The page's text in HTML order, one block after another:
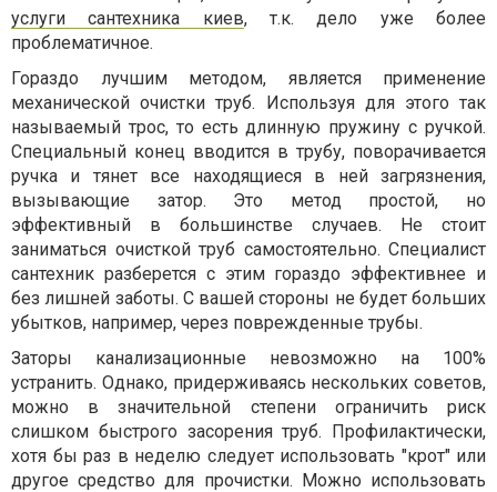
услуги сантехника киев, т.к. дело уже более
проблематичное.
Гораздо лучшим методом, является применение
механической очистки труб. Используя для этого так
называемый трос, то есть длинную пружину с ручкой.
Специальный конец вводится в трубу, поворачивается
ручка и тянет все находящиеся в ней загрязнения,
вызывающие затор. Это метод простой, но
эффективный в большинстве случаев. Не стоит
заниматься очисткой труб самостоятельно. Специалист
сантехник разберется с этим гораздо эффективнее и
без лишней заботы. С вашей стороны не будет больших
убытков, например, через поврежденные трубы.
Заторы канализационные невозможно на 100%
устранить. Однако, придерживаясь нескольких советов,
можно в значительной степени ограничить риск
слишком быстрого засорения труб. Профилактически,
хотя бы раз в неделю следует использовать "крот" или
другое средство для прочистки. Можно использовать